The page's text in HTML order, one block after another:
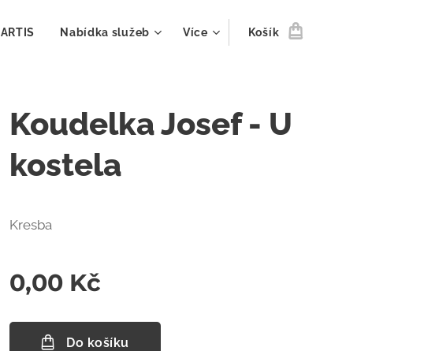
ARTIS Nabídka služeb Více Košík
Koudelka Josef - U
kostela
Kresba
0,00 Kč
Do košíku